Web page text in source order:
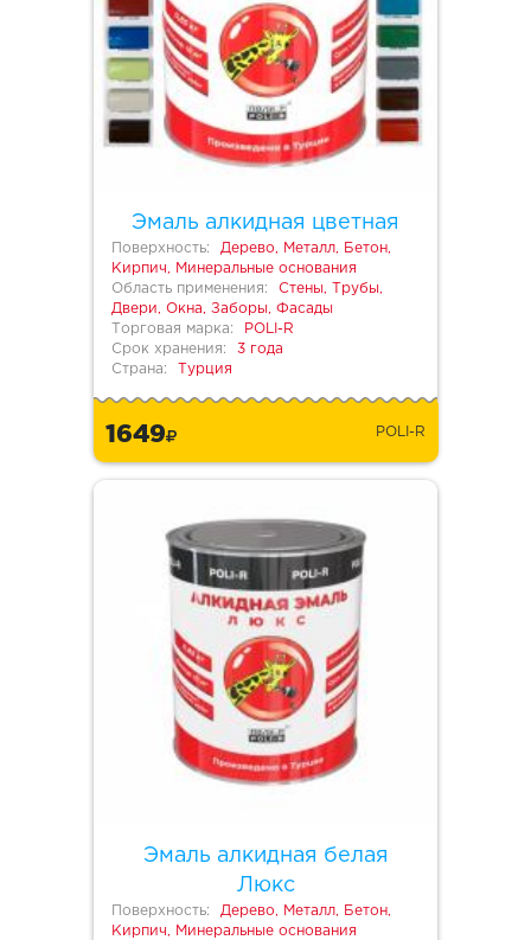
Эмаль алкидная цветная
Поверхность:
Дерево, Металл, Бетон,
Кирпич, Минеральные основания
Область применения:
Стены, Трубы,
Двери, Окна, Заборы, Фасады
Торговая марка:
POLI-R
Срок хранения:
3 года
Страна:
Турция
1649 POLI-R
Эмаль алкидная белая
Люкс
Поверхность:
Дерево, Металл, Бетон,
Кирпич, Минеральные основания